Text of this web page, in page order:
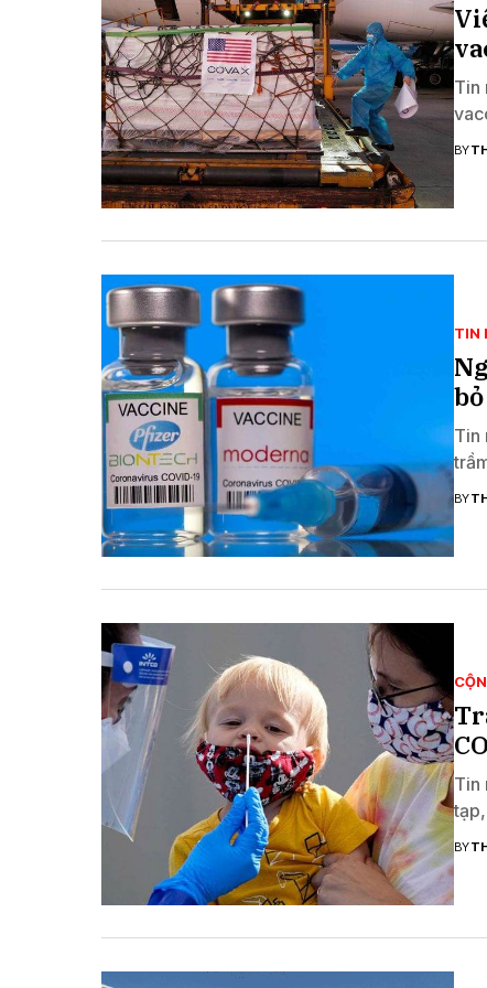
Tin
BY
TIN
Tin
BY
Tin
BY